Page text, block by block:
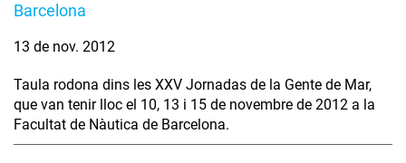
Barcelona
13 de nov. 2012
Taula rodona dins les XXV Jornadas de la Gente de Mar,
que van tenir lloc el 10, 13 i 15 de novembre de 2012 a la
Facultat de Nàutica de Barcelona.